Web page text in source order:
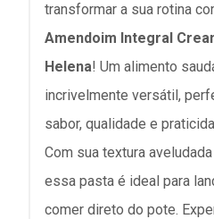
transformar a sua rotina
Amendoim Integral
Helena! Um alimento
incrivelmente versátil,
sabor, qualidade e
Com sua textura
essa pasta é ideal para
comer direto do pote.